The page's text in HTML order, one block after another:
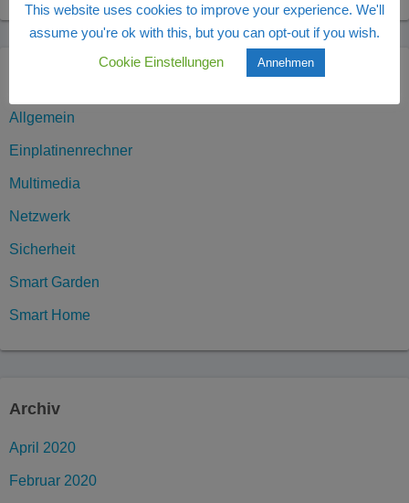
Allgemein
Einplatinenrechner
Multimedia
Netzwerk
Sicherheit
Smart Garden
Smart Home
Archiv
April 2020
Februar 2020
This website uses cookies to improve your experience. We'll
assume you're ok with this, but you can opt-out if you wish.
Cookie Einstellungen
Annehmen